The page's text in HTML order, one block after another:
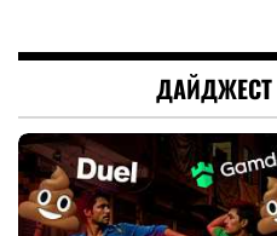
ДАЙДЖЕСТ